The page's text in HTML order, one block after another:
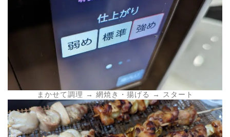
まかせて調理 → 網焼き・揚げる → スタート